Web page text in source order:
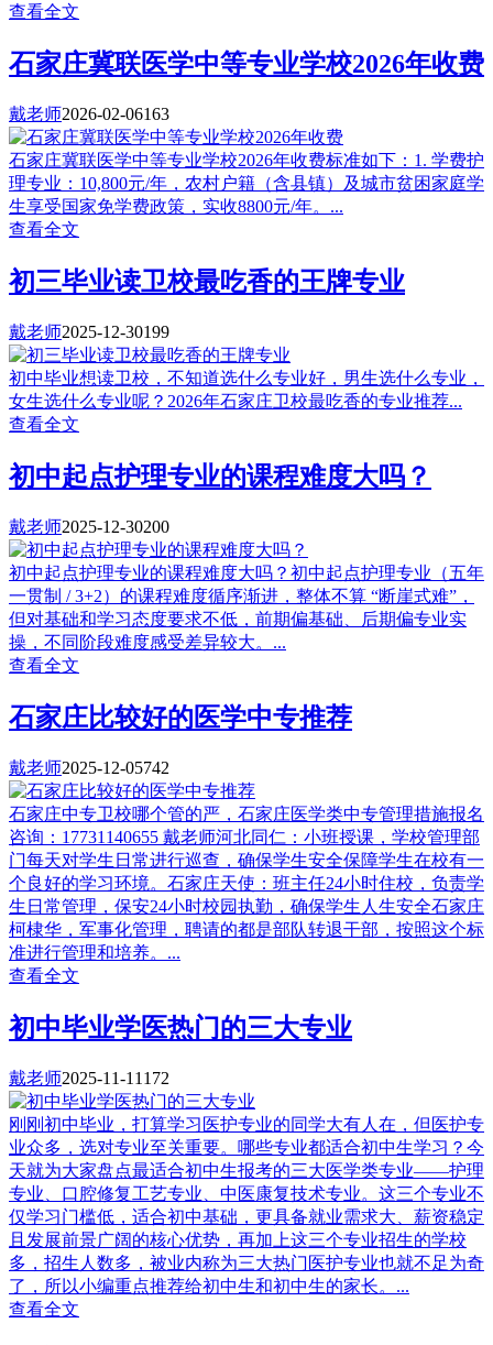
查看全文
石家庄冀联医学中等专业学校2026年收费
戴老师2026-02-06163
石家庄冀联医学中等专业学校2026年收费标准如下：1. 学费护
理专业：10,800元/年，农村户籍（含县镇）及城市贫困家庭学
生享受国家免学费政策，实收8800元/年。...
查看全文
初三毕业读卫校最吃香的王牌专业
戴老师2025-12-30199
初中毕业想读卫校，不知道选什么专业好，男生选什么专业，
女生选什么专业呢？2026年石家庄卫校最吃香的专业推荐...
查看全文
初中起点护理专业的课程难度大吗？
戴老师2025-12-30200
初中起点护理专业的课程难度大吗？初中起点护理专业（五年
一贯制 / 3+2）的课程难度循序渐进，整体不算 “断崖式难”，
但对基础和学习态度要求不低，前期偏基础、后期偏专业实
操，不同阶段难度感受差异较大。...
查看全文
石家庄比较好的医学中专推荐
戴老师2025-12-05742
石家庄中专卫校哪个管的严，石家庄医学类中专管理措施报名
咨询：17731140655 戴老师河北同仁：小班授课，学校管理部
门每天对学生日常进行巡查，确保学生安全保障学生在校有一
个良好的学习环境。石家庄天使：班主任24小时住校，负责学
生日常管理，保安24小时校园执勤，确保学生人生安全石家庄
柯棣华，军事化管理，聘请的都是部队转退干部，按照这个标
准进行管理和培养。...
查看全文
初中毕业学医热门的三大专业
戴老师2025-11-11 172
刚刚初中毕业，打算学习医护专业的同学大有人在，但医护专
业众多，选对专业至关重要。哪些专业都适合初中生学习？今
天就为大家盘点最适合初中生报考的三大医学类专业——护理
专业、口腔修复工艺专业、中医康复技术专业。这三个专业不
仅学习门槛低，适合初中基础，更具备就业需求大、薪资稳定
且发展前景广阔的核心优势，再加上这三个专业招生的学校
多，招生人数多，被业内称为三大热门医护专业也就不足为奇
了，所以小编重点推荐给初中生和初中生的家长。...
查看全文